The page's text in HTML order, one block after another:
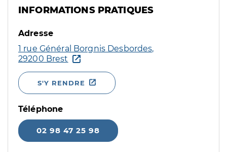
INFORMATIONS PRATIQUES
Adresse
1 rue Général Borgnis Desbordes,
29200 Brest
S'Y RENDRE
Téléphone
02 98 47 25 98